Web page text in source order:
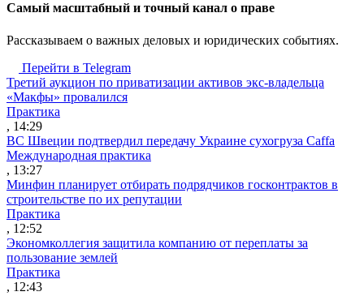
Cамый масштабный и точный канал о праве
Рассказываем о важных деловых и юридических событиях.
Перейти в Telegram
Третий аукцион по приватизации активов экс-владельца
«Макфы» провалился
Практика
, 14:29
ВС Швеции подтвердил передачу Украине сухогруза Caffa
Международная практика
, 13:27
Минфин планирует отбирать подрядчиков госконтрактов в
строительстве по их репутации
Практика
, 12:52
Экономколлегия защитила компанию от переплаты за
пользование землей
Практика
, 12:43